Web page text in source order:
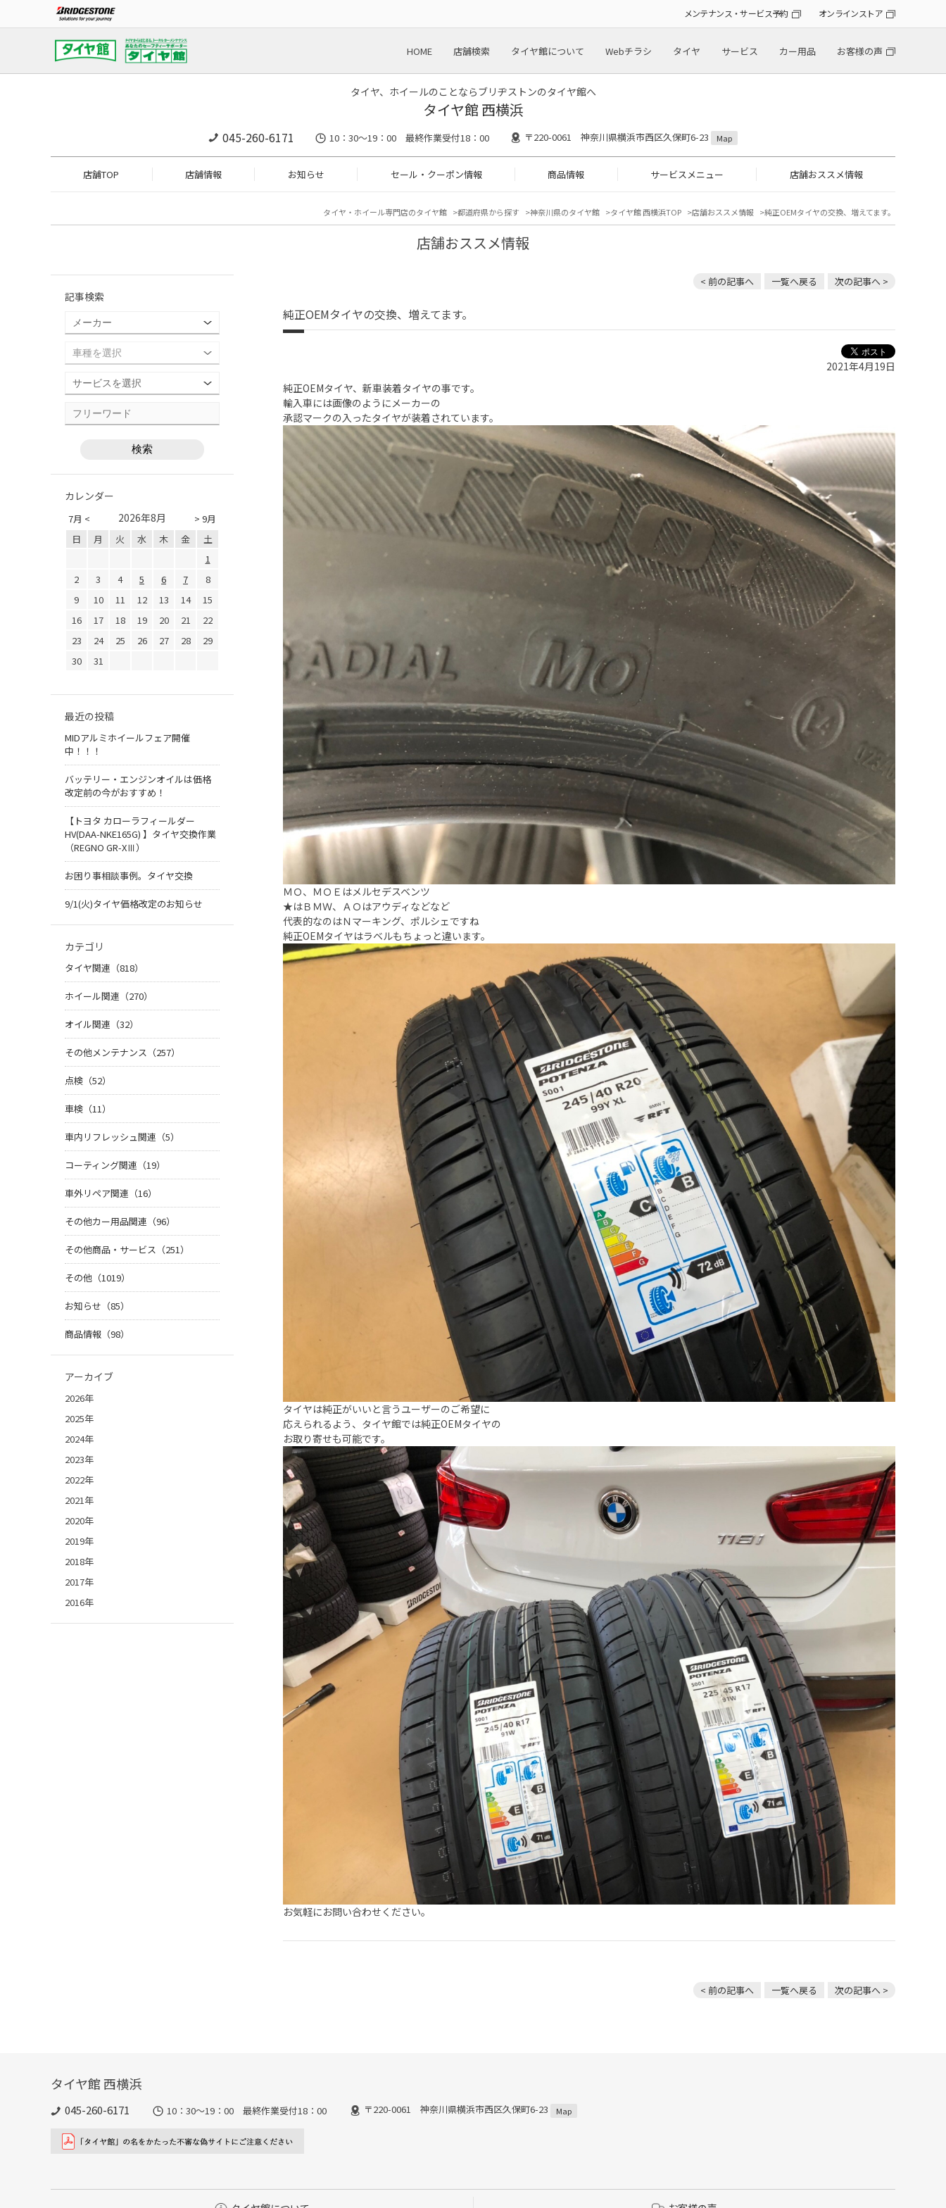
メンテナンス・サービス予約 オンラインストア
HOME 店舗検索 タイヤ館について Webチラシ タイヤ サービス カー用品 お客様の声
タイヤ、ホイールのことならブリヂストンのタイヤ館へ
タイヤ館 西横浜
045-260-6171 10：30～19：00 最終作業受付18：00 〒220-0061 神奈川県横浜市西区久保町6-23 Map
店舗TOP 店舗情報 お知らせ セール・クーポン情報 商品情報 サービスメニュー 店舗おススメ情報
タイヤ・ホイール専門店のタイヤ館 都道府県から探す 神奈川県のタイヤ館 タイヤ館 西横浜TOP 店舗おススメ情報 純正OEMタイヤの交換、増えてます。
店舗おススメ情報
< 前の記事へ 一覧へ戻る 次の記事へ >
純正OEMタイヤの交換、増えてます。
2021年4月19日
純正OEMタイヤ、新車装着タイヤの事です。
輸入車には画像のようにメーカーの
承認マークの入ったタイヤが装着されています。
ＭＯ、ＭＯＥはメルセデスベンツ
★はＢＭＷ、ＡＯはアウディなどなど
代表的なのはＮマーキング、ポルシェですね
純正OEMタイヤはラベルもちょっと違います。
タイヤは純正がいいと言うユーザーのご希望に
応えられるよう、タイヤ館では純正OEMタイヤの
お取り寄せも可能です。
お気軽にお問い合わせください。
< 前の記事へ 一覧へ戻る 次の記事へ >
記事検索
カレンダー
7月 < > 9月
2026年8月
日 月 火 水 木 金
土
1
2
3 4 5 6 7
8
9
10 11 12 13 14
15
16
17 18 19 20 21
22
23
24 25 26 27 28
29
30
31
最近の投稿
MIDアルミホイールフェア開催
中！！！
バッテリー・エンジンオイルは価格
改定前の今がおすすめ！
【トヨタ カローラフィールダー
HV(DAA-NKE165G) 】タイヤ交換作業
（REGNO GR-XⅢ）
お困り事相談事例。タイヤ交換
9/1(火)タイヤ価格改定のお知らせ
カテゴリ
タイヤ関連（818）
ホイール関連（270）
オイル関連（32）
その他メンテナンス（257）
点検（52）
車検（11）
車内リフレッシュ関連（5）
コーティング関連（19）
車外リペア関連（16）
その他カー用品関連（96）
その他商品・サービス（251）
その他（1019）
お知らせ（85）
商品情報（98）
アーカイブ
2026年
2025年
2024年
2023年
2022年
2021年
2020年
2019年
2018年
2017年
2016年
タイヤ館 西横浜
045-260-6171 10：30～19：00 最終作業受付18：00 〒220-0061 神奈川県横浜市西区久保町6-23 Map